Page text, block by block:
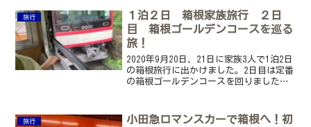
は温泉を満喫しました。実際に掛かった
費用も公開します。
旅行
１泊２日 箱根家族旅行 ２日
目 箱根ゴールデンコースを巡る
旅！
2020年9月20日、21日に家族3人で1泊2日
の箱根旅行に出かけました。2日目は定番
の箱根ゴールデンコースを回りました。
旅行
小田急ロマンスカーで箱根へ！初